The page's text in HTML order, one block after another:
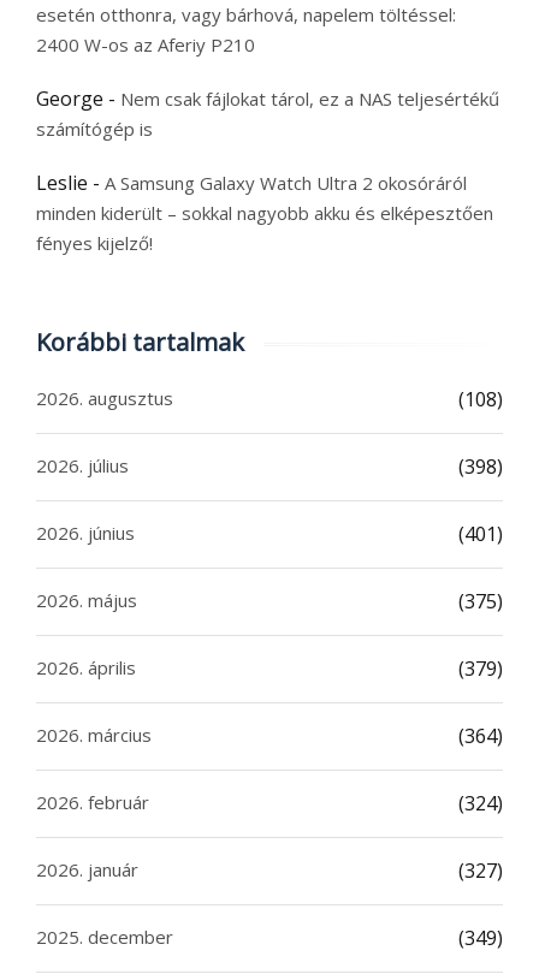
esetén otthonra, vagy bárhová, napelem töltéssel:
2400 W-os az Aferiy P210
George - Nem csak fájlokat tárol, ez a NAS teljesértékű
számítógép is
Leslie - A Samsung Galaxy Watch Ultra 2 okosóráról
minden kiderült – sokkal nagyobb akku és elképesztően
fényes kijelző!
Korábbi tartalmak
2026. augusztus (108)
2026. július (398)
2026. június (401)
2026. május (375)
2026. április (379)
2026. március (364)
2026. február (324)
2026. január (327)
2025. december (349)